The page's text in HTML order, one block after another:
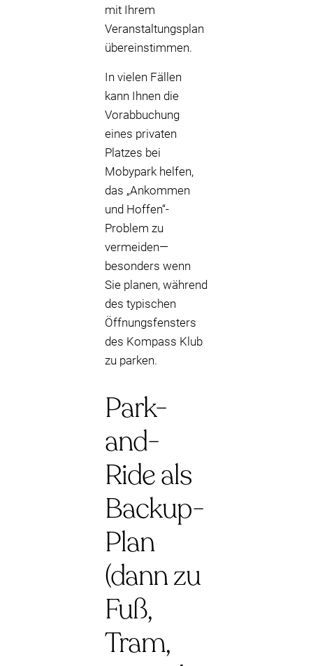
mit Ihrem
Veranstaltungsplan
übereinstimmen.
In vielen Fällen
kann Ihnen die
Vorabbuchung
eines privaten
Platzes bei
Mobypark helfen,
das „Ankommen
und Hoffen“-
Problem zu
vermeiden—
besonders wenn
Sie planen, während
des typischen
Öffnungsfensters
des Kompass Klub
zu parken.
Park-
and-
Ride als
Backup-
Plan
(dann zu
Fuß,
Tram,